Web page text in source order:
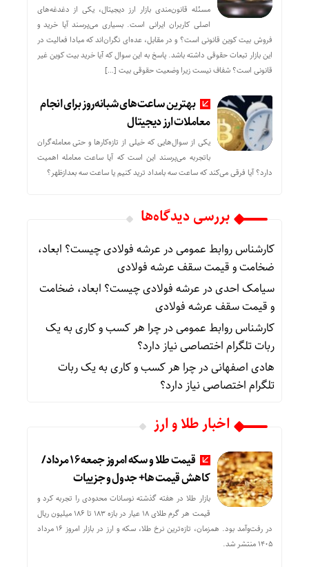
مسئله قانون‌مندی بازار ارز دیجیتال، یکی از دغدغه‌های
اصلی کاربران ایرانی است. بسیاری می‌پرسند آیا خرید و
فروش بیت کوین قانونی است؟ و در مقابل، عده‌ای نگران‌اند که مبادا فعالیت در
این بازار تبعات حقوقی داشته باشد. پاسخ به این سوال که آیا خرید بیت کوین غیر
قانونی است؟ شفاف نیست زیرا وضعیت حقوقی بیت‌ […]
بهترین ساعت‌های شبانه‌روز برای انجام
معاملات ارز دیجیتال
یکی از سوال‌هایی که خیلی از تازه‌کارها و حتی معامله‌گران
باتجربه می‌پرسند این است که آیا ساعت معامله اهمیت
دارد؟ آیا فرقی می‌کند که ساعت سه بامداد ترید کنیم یا ساعت سه بعدازظهر؟
بررسی دیدگاه‌ها
کارشناس روابط عمومیدر عرشه فولادی چیست؟ ابعاد،
ضخامت و قیمت سقف عرشه فولادی
سیامک احدیدر عرشه فولادی چیست؟ ابعاد، ضخامت
و قیمت سقف عرشه فولادی
کارشناس روابط عمومیدرچرا هر کسب‌ و کاری به یک
ربات تلگرام اختصاصی نیاز دارد؟
هادی اصفهانیدرچرا هر کسب‌ و کاری به یک ربات
تلگرام اختصاصی نیاز دارد؟
اخبار طلا و ارز
قیمت طلا و سکه امروز جمعه ۱۶ مرداد/
کاهش قیمت ها+ جدول و جزییات
بازار طلا در هفته گذشته نوسانات محدودی را تجربه کرد و
قیمت هر گرم طلای ۱۸ عیار در بازه ۱۸۳ تا ۱۸۶ میلیون ریال
در رفت‌وآمد بود. همزمان، تازه‌ترین نرخ طلا، سکه و ارز در بازار امروز ۱۶ مرداد
۱۴۰۵ منتشر شد.